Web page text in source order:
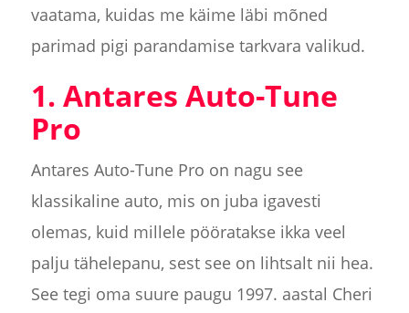
vaatama, kuidas me käime läbi mõned
parimad pigi parandamise tarkvara valikud.
1. Antares Auto-Tune
Pro
Antares Auto-Tune Pro on nagu see
klassikaline auto, mis on juba igavesti
olemas, kuid millele pööratakse ikka veel
palju tähelepanu, sest see on lihtsalt nii hea.
See tegi oma suure paugu 1997. aastal Cheri